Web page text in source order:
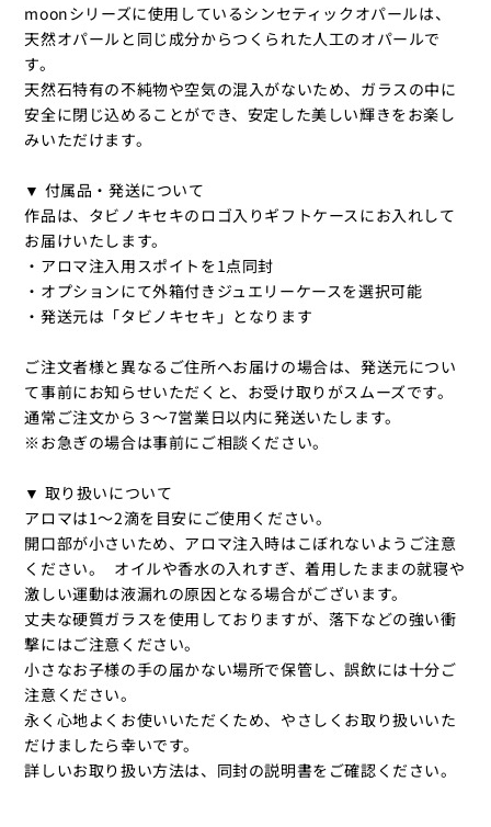
moonシリーズに使用しているシンセティックオパールは、
天然オパールと同じ成分からつくられた人工のオパールで
す。
天然石特有の不純物や空気の混入がないため、ガラスの中に
安全に閉じ込めることができ、安定した美しい輝きをお楽し
みいただけます。
▼ 付属品・発送について
作品は、タビノキセキのロゴ入りギフトケースにお入れして
お届けいたします。
・アロマ注入用スポイトを1点同封
・オプションにて外箱付きジュエリーケースを選択可能
・発送元は「タビノキセキ」となります
ご注文者様と異なるご住所へお届けの場合は、発送元につい
て事前にお知らせいただくと、お受け取りがスムーズです。
通常ご注文から３〜7営業日以内に発送いたします。
※お急ぎの場合は事前にご相談ください。
▼ 取り扱いについて
アロマは1～2滴を目安にご使用ください。
開口部が小さいため、アロマ注入時はこぼれないようご注意
ください。 オイルや香水の入れすぎ、着用したままの就寝や
激しい運動は液漏れの原因となる場合がございます。
丈夫な硬質ガラスを使用しておりますが、落下などの強い衝
撃にはご注意ください。
小さなお子様の手の届かない場所で保管し、誤飲には十分ご
注意ください。
永く心地よくお使いいただくため、やさしくお取り扱いいた
だけましたら幸いです。
詳しいお取り扱い方法は、同封の説明書をご確認ください。